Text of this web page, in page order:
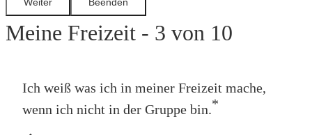
Meine Freizeit - 3 von 10
Ich weiß was ich in meiner Freizeit mache,
wenn ich nicht in der Gruppe bin.*